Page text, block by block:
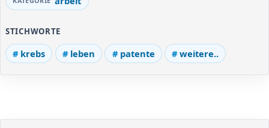
STICHWORTE
krebs leben patente weitere..